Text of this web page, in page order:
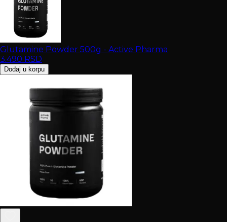
Glutamine Powder 500g - Active Pharma
3.490 RSD
Dodaj u korpu